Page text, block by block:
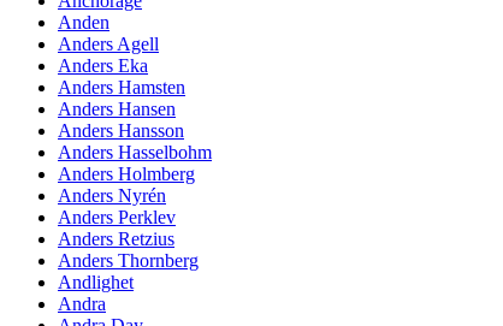
Anden
Anders Agell
Anders Eka
Anders Hamsten
Anders Hansen
Anders Hansson
Anders Hasselbohm
Anders Holmberg
Anders Nyrén
Anders Perklev
Anders Retzius
Anders Thornberg
Andlighet
Andra